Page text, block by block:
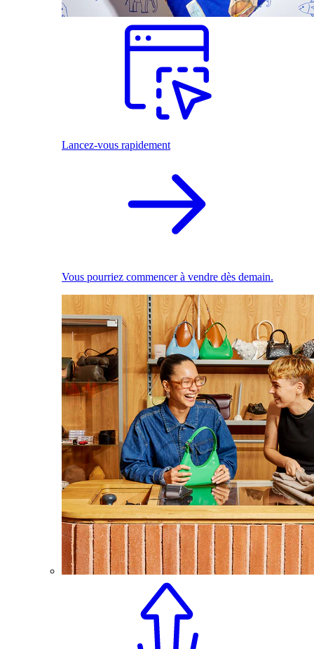
Lancez-vous rapidement
Vous pourriez commencer à vendre dès demain.